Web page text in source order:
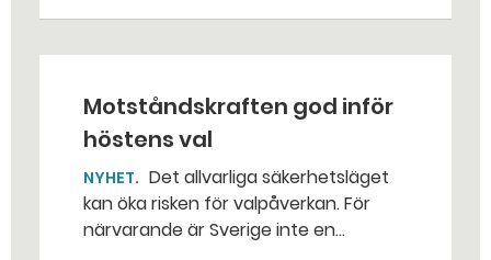
Motståndskraften god inför
höstens val
NYHET
kan öka risken för valpåverkan. För
närvarande är Sverige inte en